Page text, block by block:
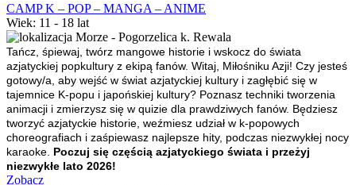
CAMP K – POP – MANGA – ANIME
Wiek: 11 - 18 lat
Morze - Pogorzelica k. Rewala
Tańcz, śpiewaj, twórz mangowe historie i wskocz do świata
azjatyckiej popkultury z ekipą fanów. Witaj, Miłośniku Azji! Czy jesteś
gotowy/a, aby wejść w świat azjatyckiej kultury i zagłębić się w
tajemnice K-popu i japońskiej kultury? Poznasz techniki tworzenia
animacji i zmierzysz się w quizie dla prawdziwych fanów. Będziesz
tworzyć azjatyckie historie, weźmiesz udział w k-popowych
choreografiach i zaśpiewasz najlepsze hity, podczas niezwykłej nocy
karaoke. Poczuj się częścią azjatyckiego świata i przeżyj
niezwykłe lato 2026!
Zobacz